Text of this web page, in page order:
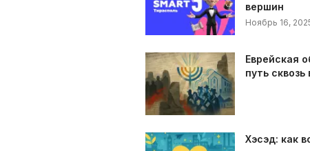
вершин
Ноябрь 16,
Еврейская
путь сквозь
Хэсэд: как